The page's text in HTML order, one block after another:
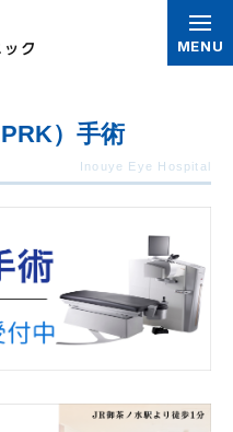
MENU
）手術